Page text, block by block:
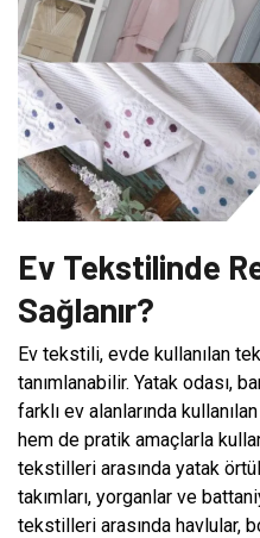
Ev Tekstilinde
Sağlanır?
Ev tekstili, evde kullanılan
tanımlanabilir. Yatak odası,
farklı ev alanlarında
hem de pratik amaçlarla
tekstilleri arasında yatak
takımları, yorganlar ve
tekstilleri arasında havlular,